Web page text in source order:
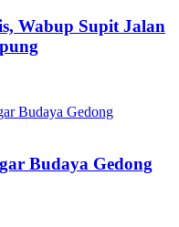
Wabup Supit Jalan
Budaya Gedong